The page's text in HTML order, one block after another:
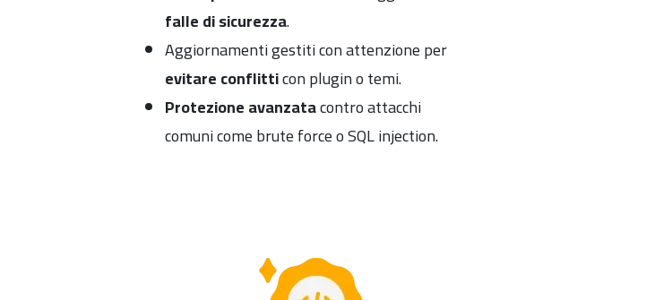
falle di sicurezza.
Aggiornamenti gestiti con attenzione per
evitare conflitticon plugin o temi.
Protezione avanzatacontro attacchi
comuni come brute force o SQL injection.